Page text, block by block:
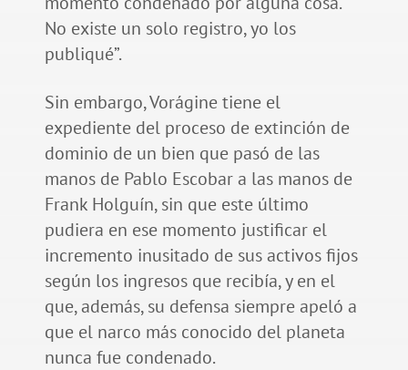
No existe un solo registro, yo los
publiqué”.
Sin embargo, Vorágine tiene el
expediente del proceso de extinción de
dominio de un bien que pasó de las
manos de Pablo Escobar a las manos de
Frank Holguín, sin que este último
pudiera en ese momento justificar el
incremento inusitado de sus activos fijos
según los ingresos que recibía, y en el
que, además, su defensa siempre apeló a
que el narco más conocido del planeta
nunca fue condenado.